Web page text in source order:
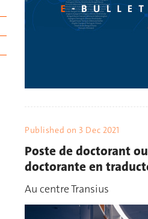
Published on 3 Dec 2021
Poste de doctorant ou
doctorante en
Au centre Transius